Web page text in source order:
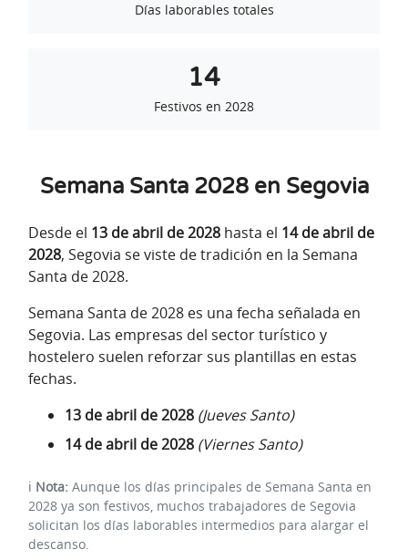
Días laborables totales
14
Festivos en 2028
Semana Santa 2028 en Segovia
Desde el 13 de abril de 2028 hasta el 14 de abril de
2028, Segovia se viste de tradición en la Semana
Santa de 2028.
Semana Santa de 2028 es una fecha señalada en
Segovia. Las empresas del sector turístico y
hostelero suelen reforzar sus plantillas en estas
fechas.
13 de abril de 2028 (Jueves Santo)
14 de abril de 2028 (Viernes Santo)
ℹ️ Nota: Aunque los días principales de Semana Santa en
2028 ya son festivos, muchos trabajadores de Segovia
solicitan los días laborables intermedios para alargar el
descanso.